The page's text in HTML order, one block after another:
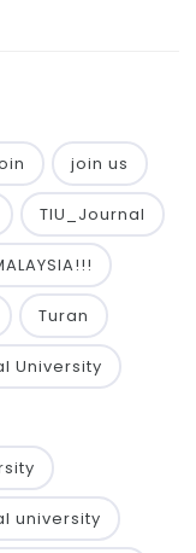
join us
TIU_Journal
Turan
University
university